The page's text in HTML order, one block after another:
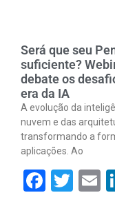
Será que seu
suficiente?
debate os
era da IA
A evolução da
nuvem e das
transformando a
aplicações. Ao